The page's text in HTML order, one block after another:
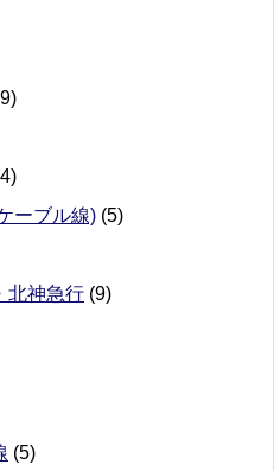
ーブル線) (5)
北神急行 (9)
(5)